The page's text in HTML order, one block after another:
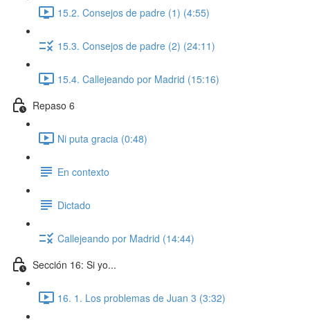
15.2. Consejos de padre (1) (4:55)
15.3. Consejos de padre (2) (24:11)
15.4. Callejeando por Madrid (15:16)
Repaso 6
Ni puta gracia (0:48)
En contexto
Dictado
Callejeando por Madrid (14:44)
Sección 16: Si yo...
16. 1. Los problemas de Juan 3 (3:32)